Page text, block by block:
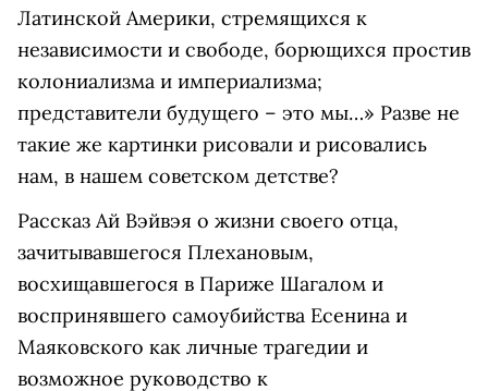
Латинской Америки, стремящихся к
независимости и свободе, борющихся простив
колониализма и империализма;
представители будущего – это мы…» Разве не
такие же картинки рисовали и рисовались
нам, в нашем советском детстве?
Рассказ Ай Вэйвэя о жизни своего отца,
зачитывавшегося Плехановым,
восхищавшегося в Париже Шагалом и
воспринявшего самоубийства Есенина и
Маяковского как личные трагедии и
возможное руководство к